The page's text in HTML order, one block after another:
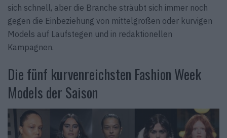
sich schnell, aber die Branche sträubt sich immer noch
gegen die Einbeziehung von mittelgroßen oder kurvigen
Models auf Laufstegen und in redaktionellen
Kampagnen.
Die fünf kurvenreichsten Fashion Week
Models der Saison